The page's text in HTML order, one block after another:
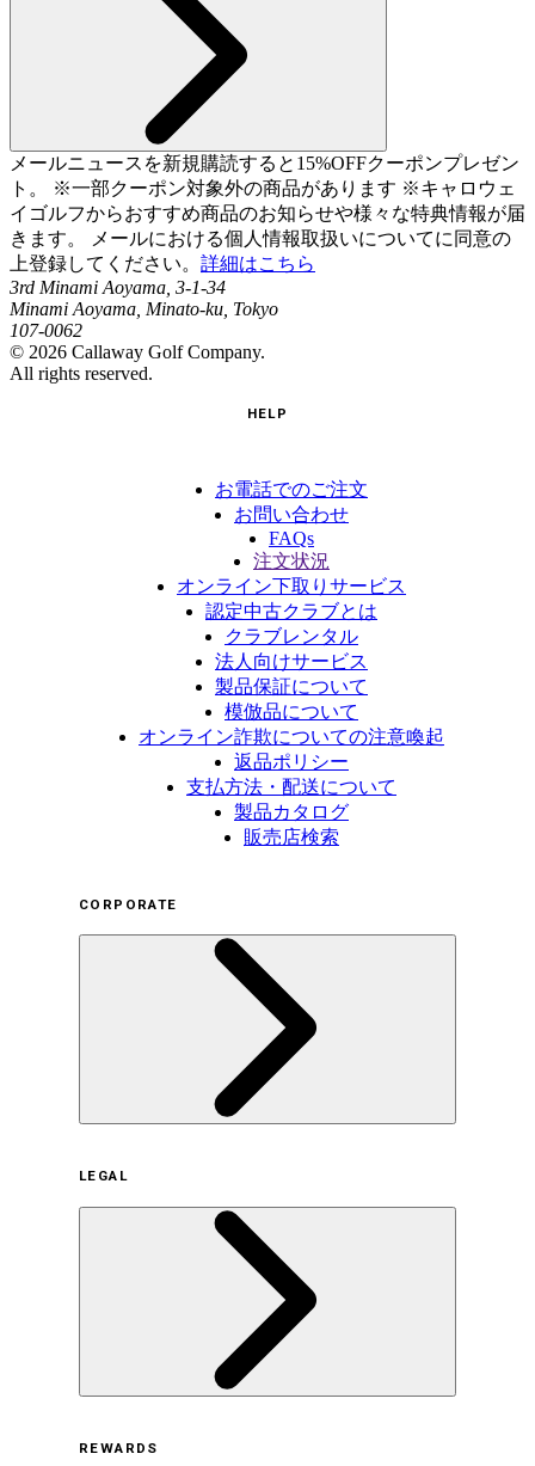
メールニュースを新規購読すると15%OFFクーポンプレゼン
ト。 ※一部クーポン対象外の商品があります ※キャロウェ
イゴルフからおすすめ商品のお知らせや様々な特典情報が届
きます。 メールにおける個人情報取扱いについてに同意の
上登録してください。 詳細はこちら
3rd Minami Aoyama, 3-1-34
Minami Aoyama, Minato-ku, Tokyo
107-0062
© 2026 Callaway Golf Company.
All rights reserved.
HELP
お電話でのご注文
お問い合わせ
FAQs
注文状況
オンライン下取りサービス
認定中古クラブとは
クラブレンタル
法人向けサービス
製品保証について
模倣品について
オンライン詐欺についての注意喚起
返品ポリシー
支払方法・配送について
製品カタログ
販売店検索
CORPORATE
サステナビリティの取り組み（日本）
サステナビリティの取り組み（米国/英語）
ヒストリー
採用情報
LEGAL
REWARDS